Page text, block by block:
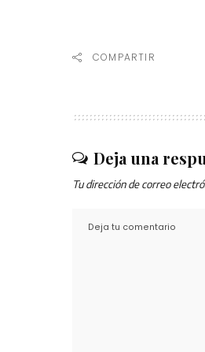
COMPARTIR
Deja una
Tu dirección de correo